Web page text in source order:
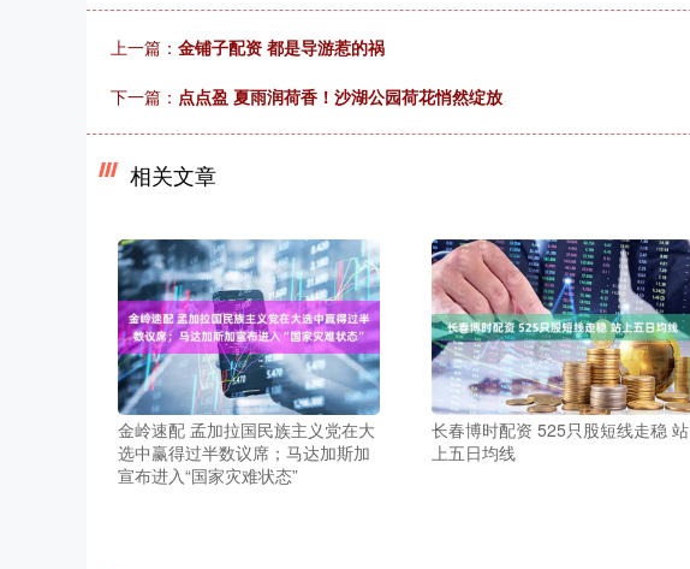
上一篇： 金铺子配资 都是导游惹的祸
下一篇： 点点盈 夏雨润荷香！沙湖公园荷花悄然绽放
相关文章
金岭速配 孟加拉国民族主义党在大
选中赢得过半数议席；马达加斯加
宣布进入“国家灾难状态”
长春博时配资 525只股短线走稳 站
上五日均线